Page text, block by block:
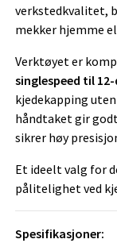
verkstedkvalitet,
mekker hjemme
Verktøyet er
singlespeed til
kjedekapping
håndtaket gir
sikrer høy
Et ideelt valg for
pålitelighet ved
Spesifikasjoner: